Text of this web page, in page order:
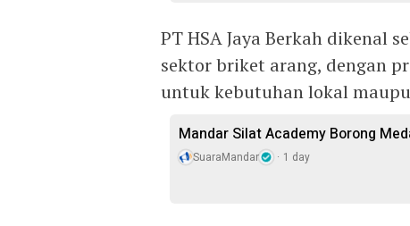
PT HSA Jaya Berkah dikenal
sektor briket arang, dengan
untuk kebutuhan lokal
Mandar Silat Academy Borong
SuaraMandar 1 day